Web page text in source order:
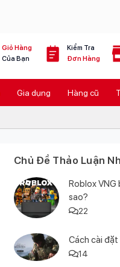
Giỏ Hàng
Của Bạn
Kiểm Tra
Đơn Hàng
Gia dụng Hàng cũ
Chủ Đề Thảo Luận
Roblox VNG
sao?
22
Cách cài đặt
14